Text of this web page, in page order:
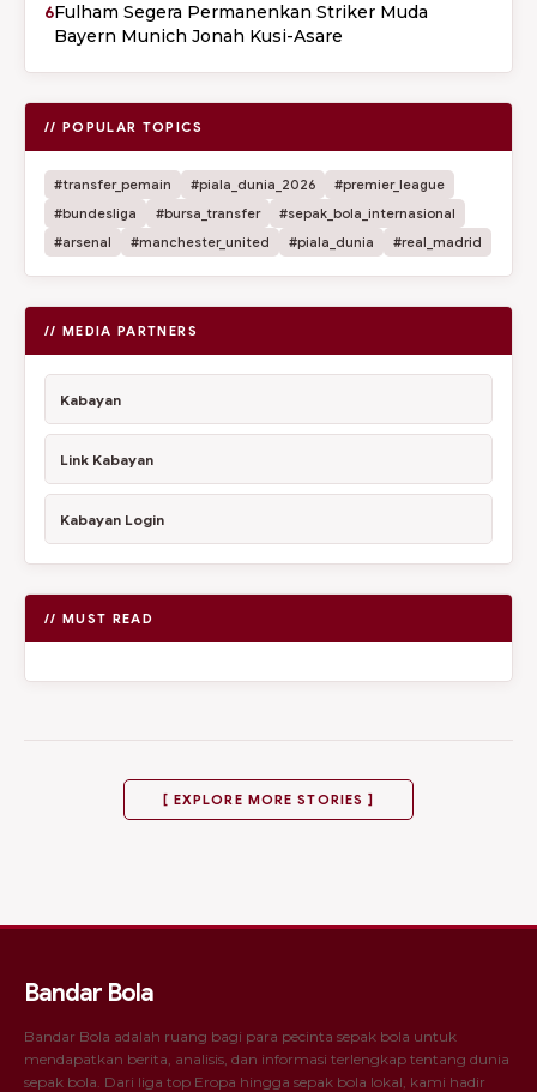
6Fulham Segera Permanenkan Striker Muda
Bayern Munich Jonah Kusi-Asare
// POPULAR TOPICS
#transfer_pemain #piala_dunia_2026
#premier_league
#bundesliga
#bursa_transfer
#sepak_bola_internasional
#arsenal
#manchester_united #piala_dunia #real_madrid
// MEDIA PARTNERS
Kabayan
Link Kabayan
Kabayan Login
// MUST READ
[ EXPLORE MORE STORIES ]
Bandar Bola
Bandar Bola adalah ruang bagi para pecinta sepak bola untuk
mendapatkan berita, analisis, dan informasi terlengkap tentang dunia
sepak bola. Dari liga top Eropa hingga sepak bola lokal, kami hadir